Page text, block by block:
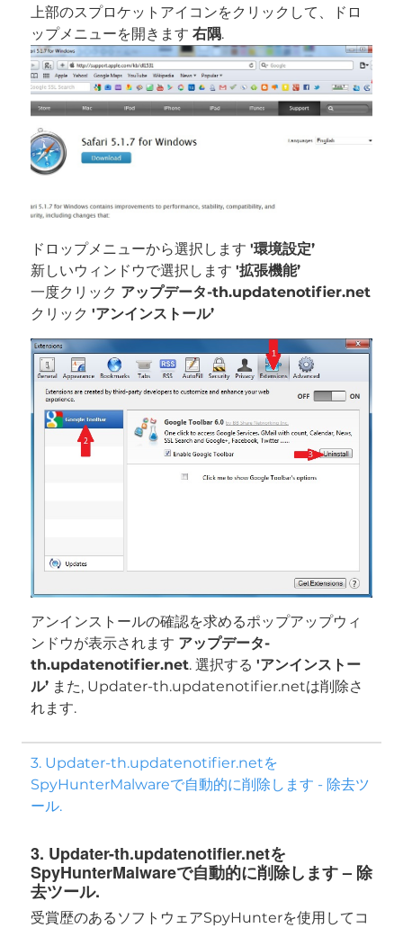
上部のスプロケットアイコンをクリックして、ドロ
ップメニューを開きます 右隅.
ドロップメニューから選択します '環境設定’
新しいウィンドウで選択します '拡張機能’
一度クリック アップデータ-th.updatenotifier.net
クリック 'アンインストール’
アンインストールの確認を求めるポップアップウィ
ンドウが表示されます アップデータ-
th.updatenotifier.net. 選択する 'アンインストー
ル’また, Updater-th.updatenotifier.netは削除さ
れます.
3. Updater-th.updatenotifier.netを
SpyHunterMalwareで自動的に削除します - 除去ツ
ール.
3. Updater-th.updatenotifier.netを
SpyHunterMalwareで自動的に削除します – 除
去ツール.
受賞歴のあるソフトウェアSpyHunterを使用してコ
ダウンロード